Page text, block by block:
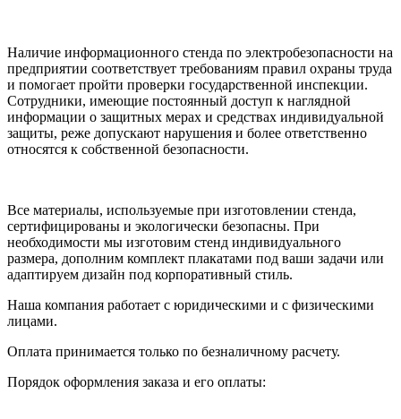
Наличие информационного стенда по электробезопасности на
предприятии соответствует требованиям правил охраны труда
и помогает пройти проверки государственной инспекции.
Сотрудники, имеющие постоянный доступ к наглядной
информации о защитных мерах и средствах индивидуальной
защиты, реже допускают нарушения и более ответственно
относятся к собственной безопасности.
Все материалы, используемые при изготовлении стенда,
сертифицированы и экологически безопасны. При
необходимости мы изготовим стенд индивидуального
размера, дополним комплект плакатами под ваши задачи или
адаптируем дизайн под корпоративный стиль.
Наша компания работает с юридическими и с физическими
лицами.
Оплата принимается только по безналичному расчету.
Порядок оформления заказа и его оплаты: